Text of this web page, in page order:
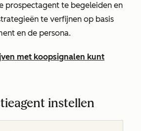
prospectagent te begeleiden en
te verfijnen op basis
en de persona.
met koopsignalen kunt
instellen